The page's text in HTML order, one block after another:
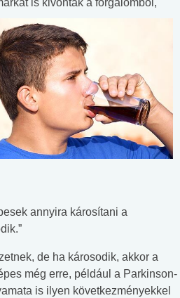
is kivontak a forgalomból,
annyira károsítani a
de ha károsodik, akkor a
még erre, például a Parkinson-
is ilyen következményekkel